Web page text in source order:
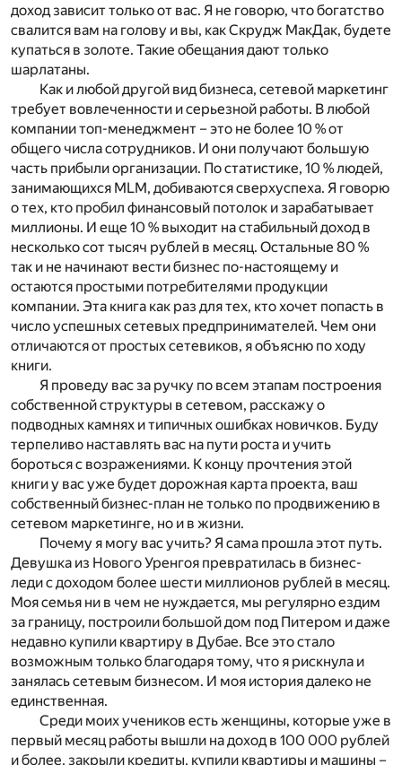
доход зависит только от вас. Я не говорю, что богатство
свалится вам на голову и вы, как Скрудж МакДак, будете
купаться в золоте. Такие обещания дают только
шарлатаны.
Как и любой другой вид бизнеса, сетевой маркетинг
требует вовлеченности и серьезной работы. В любой
компании топ-менеджмент – это не более 10 % от
общего числа сотрудников. И они получают большую
часть прибыли организации. По статистике, 10 % людей,
занимающихся MLM, добиваются сверхуспеха. Я говорю
о тех, кто пробил финансовый потолок и зарабатывает
миллионы. И еще 10 % выходит на стабильный доход в
несколько сот тысяч рублей в месяц. Остальные 80 %
так и не начинают вести бизнес по-настоящему и
остаются простыми потребителями продукции
компании. Эта книга как раз для тех, кто хочет попасть в
число успешных сетевых предпринимателей. Чем они
отличаются от простых сетевиков, я объясню по ходу
книги.
Я проведу вас за ручку по всем этапам построения
собственной структуры в сетевом, расскажу о
подводных камнях и типичных ошибках новичков. Буду
терпеливо наставлять вас на пути роста и учить
бороться с возражениями. К концу прочтения этой
книги у вас уже будет дорожная карта проекта, ваш
собственный бизнес-план не только по продвижению в
сетевом маркетинге, но и в жизни.
Почему я могу вас учить? Я сама прошла этот путь.
Девушка из Нового Уренгоя превратилась в бизнес-
леди с доходом более шести миллионов рублей в месяц.
Моя семья ни в чем не нуждается, мы регулярно ездим
за границу, построили большой дом под Питером и даже
недавно купили квартиру в Дубае. Все это стало
возможным только благодаря тому, что я рискнула и
занялась сетевым бизнесом. И моя история далеко не
единственная.
Среди моих учеников есть женщины, которые уже в
первый месяц работы вышли на доход в 100 000 рублей
и более, закрыли кредиты, купили квартиры и машины –